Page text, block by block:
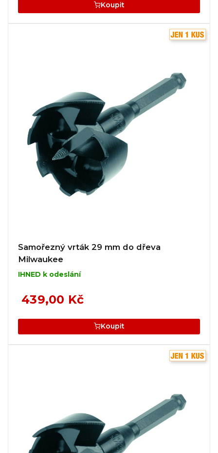
Koupit
Samořezný vrták 29 mm do dřeva
Milwaukee
IHNED k odeslání
439,00 Kč
Koupit